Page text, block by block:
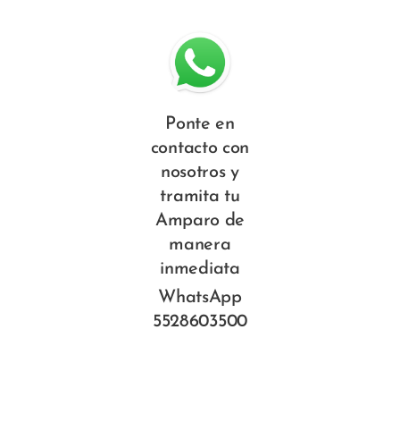
Ponte en
contacto con
nosotros y
tramita tu
Amparo de
manera
inmediata
WhatsApp
5528603500